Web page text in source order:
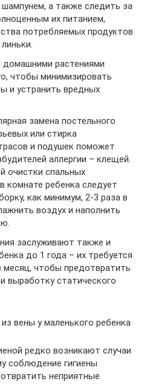
шампунем, а также следить за
их питанием,
потребляемых продуктов
домашними растениями
чтобы минимизировать
и устранить вредных
замена постельного
или стирка
и подушек поможет
аллергии – клещей.
очистки спальных
комнате ребенка следует
как минимум, 2-3 раза в
воздух и наполнить
заслуживают также и
до 1 года – их требуется
месяц, чтобы предотвратить
выработку статического
вены у маленького ребенка
редко возникают случаи
соблюдение гигиены
неприятные